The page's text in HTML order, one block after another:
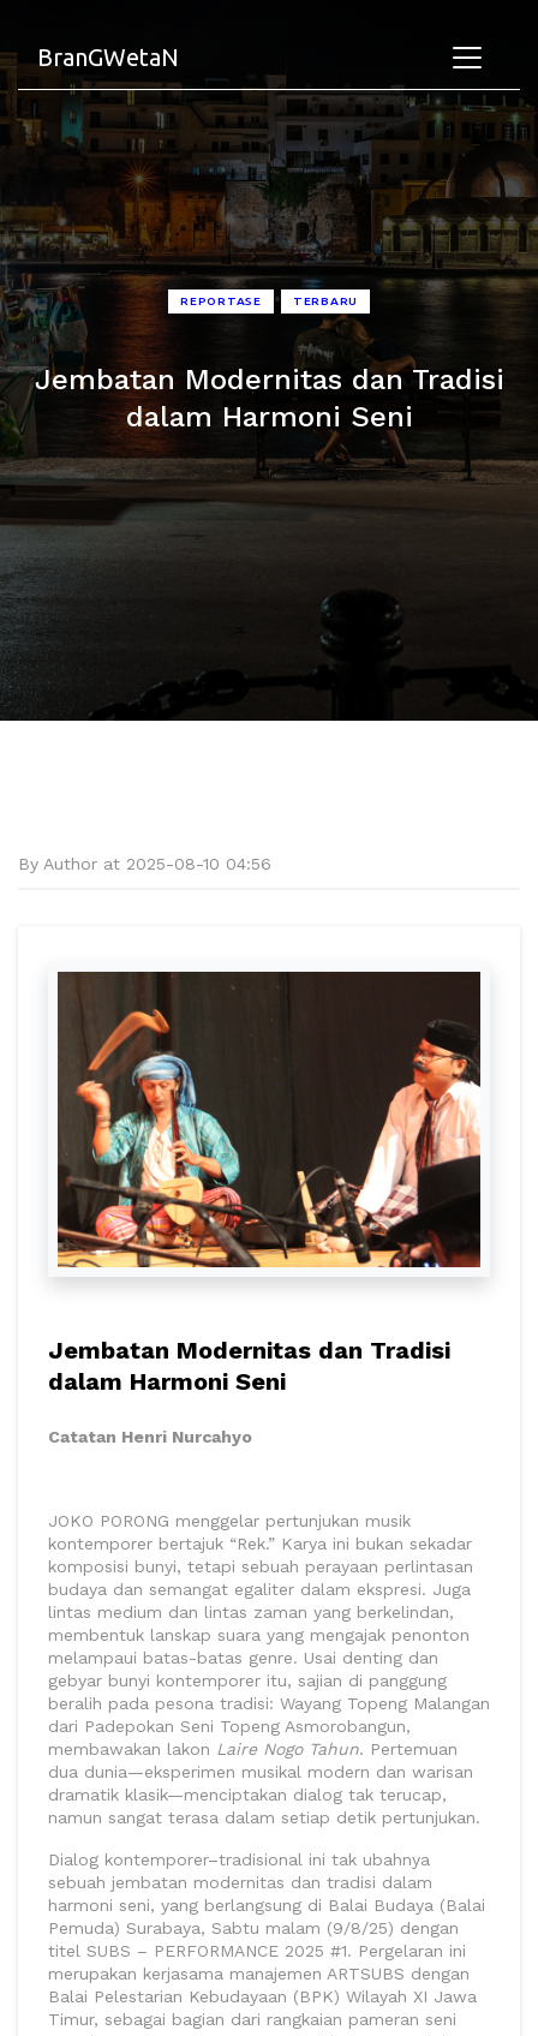
BranGWetaN
REPORTASE • TERBARU
Jembatan Modernitas dan Tradisi
dalam Harmoni Seni
By Author at 2025-08-10 04:56
Jembatan Modernitas dan Tradisi
dalam Harmoni Seni
Catatan Henri Nurcahyo
JOKO PORONG menggelar pertunjukan musik
kontemporer bertajuk “Rek.” Karya ini bukan sekadar
komposisi bunyi, tetapi sebuah perayaan perlintasan
budaya dan semangat egaliter dalam ekspresi. Juga
lintas medium dan lintas zaman yang berkelindan,
membentuk lanskap suara yang mengajak penonton
melampaui batas-batas genre. Usai denting dan
gebyar bunyi kontemporer itu, sajian di panggung
beralih pada pesona tradisi: Wayang Topeng Malangan
dari Padepokan Seni Topeng Asmorobangun,
membawakan lakon Laire Nogo Tahun. Pertemuan
dua dunia—eksperimen musikal modern dan warisan
dramatik klasik—menciptakan dialog tak terucap,
namun sangat terasa dalam setiap detik pertunjukan.
Dialog kontemporer–tradisional ini tak ubahnya
sebuah jembatan modernitas dan tradisi dalam
harmoni seni, yang berlangsung di Balai Budaya (Balai
Pemuda) Surabaya, Sabtu malam (9/8/25) dengan
titel SUBS – PERFORMANCE 2025 #1. Pergelaran ini
merupakan kerjasama manajemen ARTSUBS dengan
Balai Pelestarian Kebudayaan (BPK) Wilayah XI Jawa
Timur, sebagai bagian dari rangkaian pameran seni